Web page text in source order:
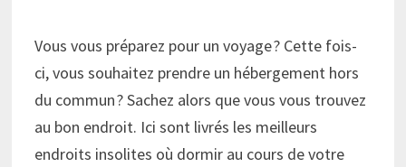
Vous vous préparez pour un voyage ? Cette fois-
ci, vous souhaitez prendre un hébergement hors
du commun ? Sachez alors que vous vous trouvez
au bon endroit. Ici sont livrés les meilleurs
endroits insolites où dormir au cours de votre